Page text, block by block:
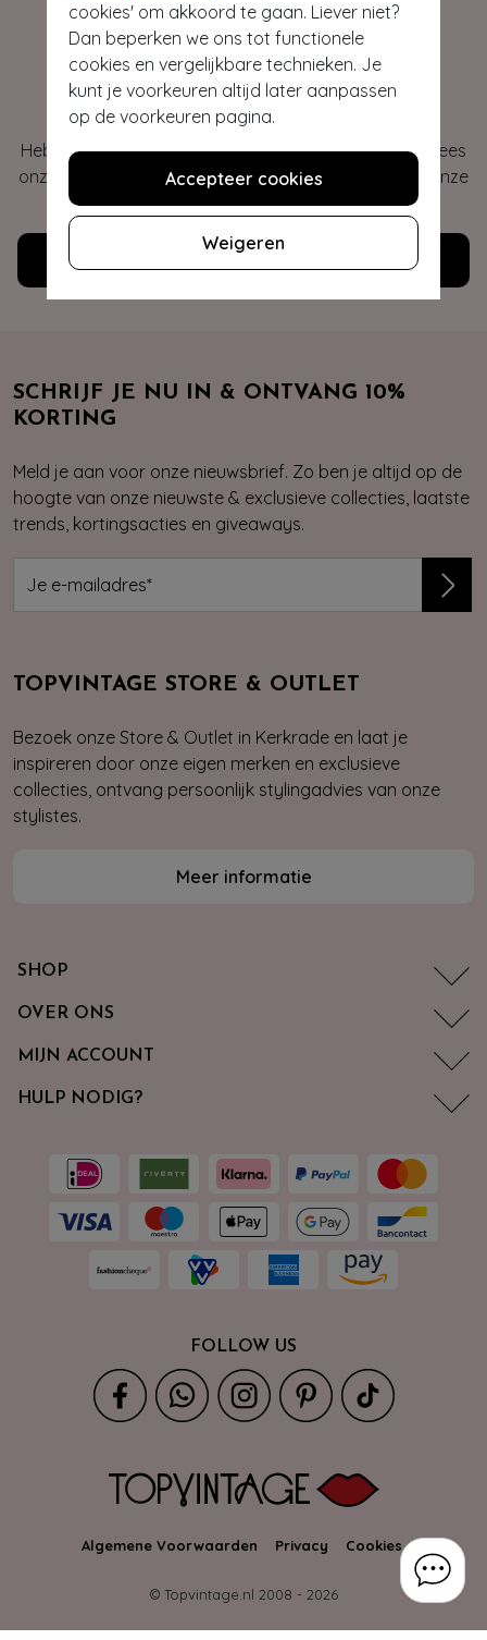
cookies' om akkoord te gaan. Liever niet?
Dan beperken we ons tot functionele
cookies en vergelijkbare technieken. Je
kunt je voorkeuren altijd later aanpassen
op de voorkeuren pagina.
Accepteer cookies
Weigeren
Hey gorgeous
Heb je vragen of heb je hulp nodig bij je bestelling? Lees
onze veelgestelde vragen of neem contact op met onze
klantenservice. Wij helpen je graag!
SCHRIJF JE NU IN & ONTVANG 10%
KORTING
Meld je aan voor onze nieuwsbrief. Zo ben je altijd op de
hoogte van onze nieuwste & exclusieve collecties, laatste
trends, kortingsacties en giveaways.
TOPVINTAGE STORE & OUTLET
Bezoek onze Store & Outlet in Kerkrade en laat je
inspireren door onze eigen merken en exclusieve
collecties, ontvang persoonlijk stylingadvies van onze
stylistes.
Meer informatie
SHOP
OVER ONS
MIJN ACCOUNT
HULP NODIG?
FOLLOW US
Algemene Voorwaarden Privacy Cookies
© Topvintage.nl 2008 - 2026